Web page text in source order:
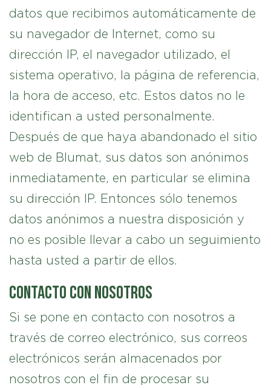
datos que recibimos automáticamente de
su navegador de Internet, como su
dirección IP, el navegador utilizado, el
sistema operativo, la página de referencia,
la hora de acceso, etc. Estos datos no le
identifican a usted personalmente.
Después de que haya abandonado el sitio
web de Blumat, sus datos son anónimos
inmediatamente, en particular se elimina
su dirección IP. Entonces sólo tenemos
datos anónimos a nuestra disposición y
no es posible llevar a cabo un seguimiento
hasta usted a partir de ellos.
Contacto con nosotros
Si se pone en contacto con nosotros a
través de correo electrónico, sus correos
electrónicos serán almacenados por
nosotros con el fin de procesar su